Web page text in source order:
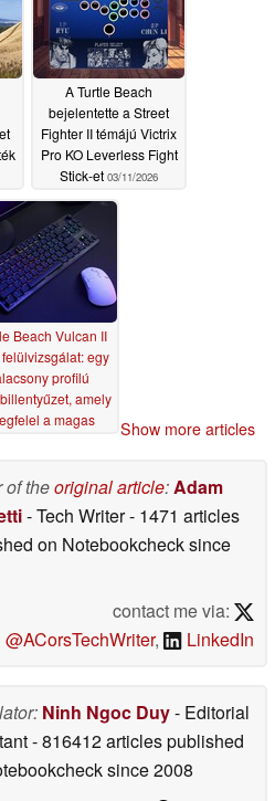
A Turtle Beach
bejelentette a Street
Fighter II témájú Victrix
Pro KO Leverless Fight
Stick-et 03/11/2026
Beach Vulcan II
egy
profilú
amely
a magas
Show more articles
of theoriginal article:Adam
- Tech Writer- 1471 articles
on Notebookchecksince
contact me via:
@ACorsTechWriter, LinkedIn
Ninh Ngoc Duy- Editorial
- 816412 articles published
since 2008